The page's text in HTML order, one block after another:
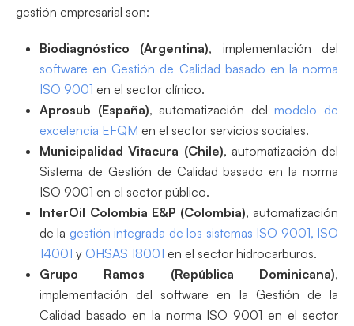
gestión empresarial son:
Biodiagnóstico (Argentina), implementación del
software en Gestión de Calidad basado en la norma
ISO 9001 en el sector clínico.
Aprosub (España), automatización delmodelo de
excelencia EFQM en el sector servicios sociales.
Municipalidad Vitacura (Chile), automatización del
Sistema de Gestión de Calidad basado en la norma
ISO 9001 en el sector público.
InterOil Colombia E&P (Colombia), automatización
de la gestión integrada de los sistemas ISO 9001, ISO
14001 y OHSAS 18001 en el sector hidrocarburos.
Grupo Ramos (República Dominicana),
implementación del software en la Gestión de la
Calidad basado en la norma ISO 9001 en el sector